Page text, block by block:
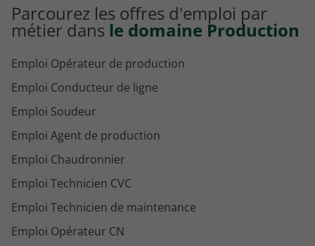
Parcourez les offres d'emploi par
métier dans le domaine Production
Emploi Opérateur de production
Emploi Conducteur de ligne
Emploi Soudeur
Emploi Agent de production
Emploi Chaudronnier
Emploi Technicien CVC
Emploi Technicien de maintenance
Emploi Opérateur CN